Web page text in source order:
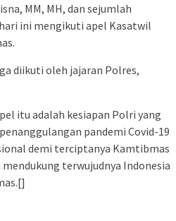
MM, MH, dan sejumlah
ini mengikuti apel Kasatwil
diikuti oleh jajaran Polres,
itu adalah kesiapan Polri yang
pandemi Covid-19
demi terciptanya Kamtibmas
terwujudnya Indonesia